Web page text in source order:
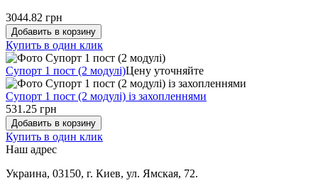
3044.82 грн
Добавить в корзину
Купить в один клик
Супорт 1 пост (2 модулі)Цену уточняйте
Супорт 1 пост (2 модулі) із захопленнями
531.25 грн
Добавить в корзину
Купить в один клик
Наш адрес
Украина, 03150, г. Киев, ул. Ямская, 72.